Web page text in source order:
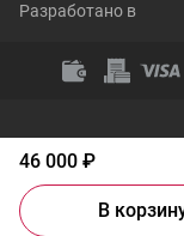
46 000 ₽
В
Разработано в